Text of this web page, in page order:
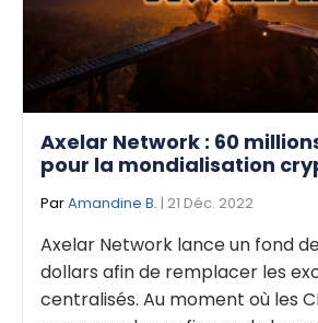
Axelar Network : 60
pour la mondialisation
ParAmandine B. | 21 Déc. 2022
Axelar Network lance un fond
dollars afin de remplacer les
centralisés. Au moment où les